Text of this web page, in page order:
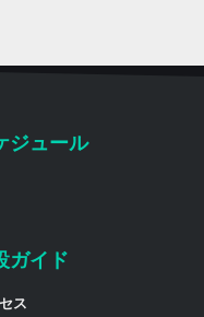
ジュール
ガイド
ス